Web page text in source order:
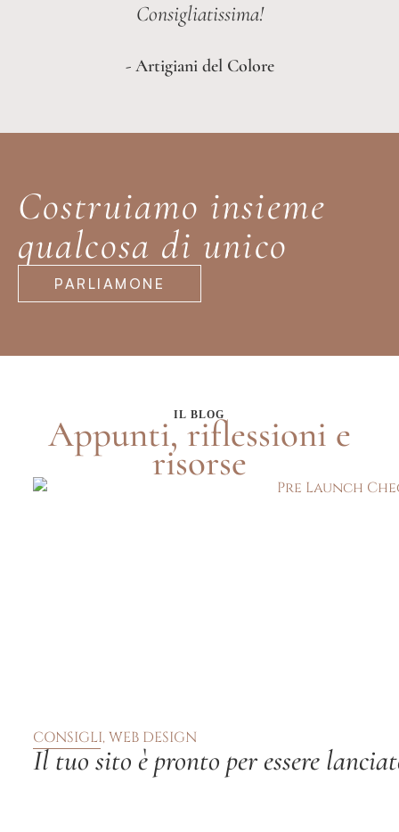
Consigliatissima!
- Artigiani del Colore
Costruiamo insieme
qualcosa di unico
PARLIAMONE
IL BLOG
Appunti, riflessioni e
risorse
CONSIGLI, WEB DESIGN
Il tuo sito è pronto per essere